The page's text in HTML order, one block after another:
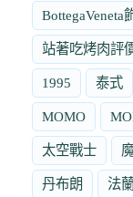
BottegaVeneta
站著吃烤肉評
1995 泰式
MOMO
太空戰士
丹布朗 法